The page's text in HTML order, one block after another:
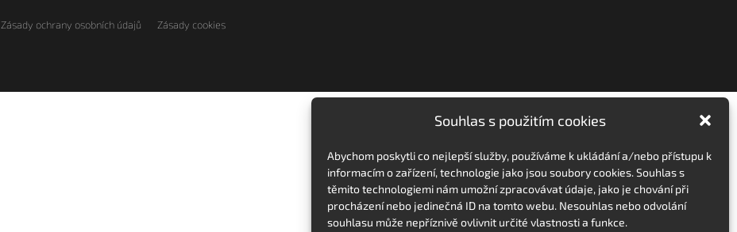
Souhlas s použitím cookies
Abychom poskytli co nejlepší služby, používáme k ukládání a/nebo přístupu k
informacím o zařízení, technologie jako jsou soubory cookies. Souhlas s
těmito technologiemi nám umožní zpracovávat údaje, jako je chování při
procházení nebo jedinečná ID na tomto webu. Nesouhlas nebo odvolání
souhlasu může nepříznivě ovlivnit určité vlastnosti a funkce.
Zásady ochrany osobních údajů Zásady cookies